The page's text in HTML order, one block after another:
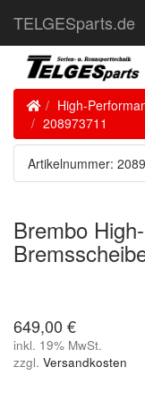
TELGESparts.de
HomeHigh-
208973711
Artikelnummer:
Brembo
649,00 €
inkl. 19% MwSt.
zzgl. Versandkosten